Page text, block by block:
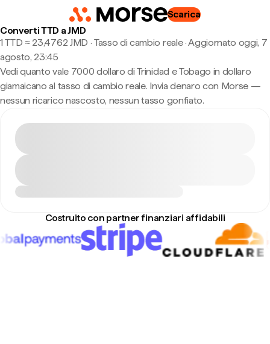
Scarica
Converti TTD a JMD
1 TTD ≈ 23,4762 JMD · Tasso di cambio reale·Aggiornato oggi, 7
agosto, 23:45
Vedi quanto vale 7000 dollaro di Trinidad e Tobago in dollaro
giamaicano al tasso di cambio reale. Invia denaro con Morse —
nessun ricarico nascosto, nessun tasso gonfiato.
Costruito con partner finanziari affidabili